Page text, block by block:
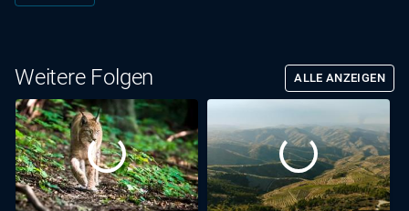
Weitere Folgen ALLE ANZEIGEN